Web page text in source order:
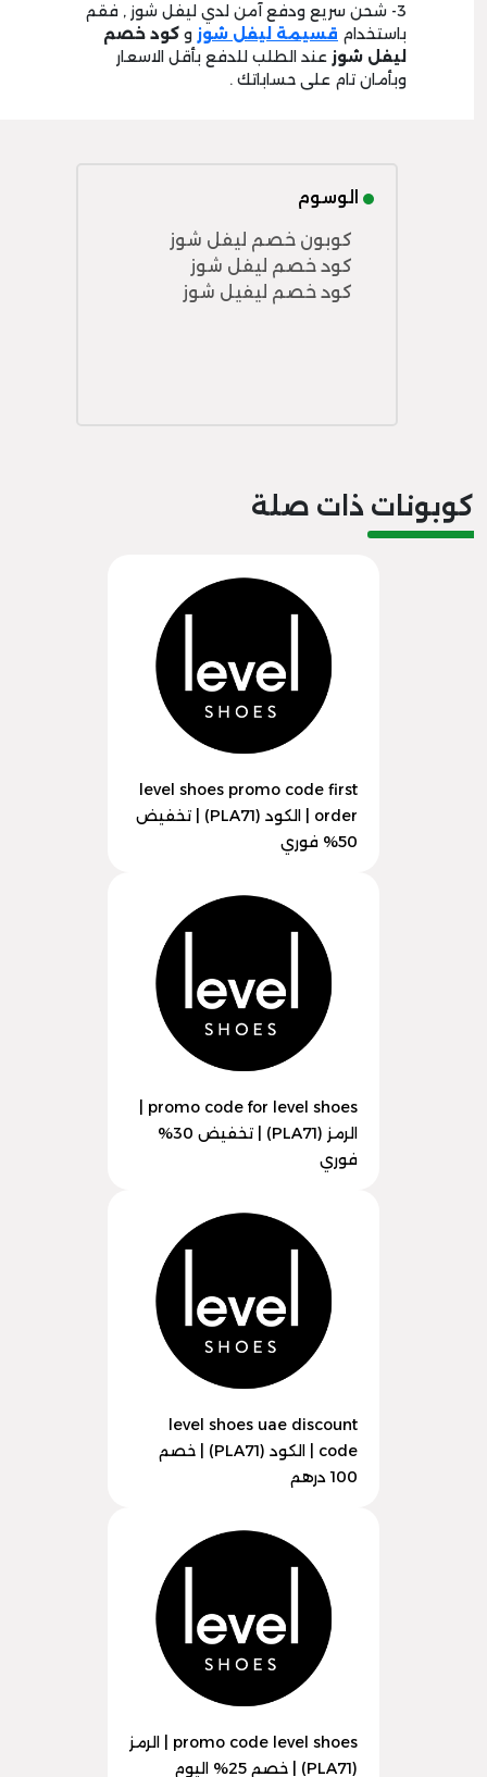
3- شحن سريع ودفع آمن لدي ليفل شوز , فقم
باستخدام قسيمة ليفل شوز و كود خصم
ليفل شوز عند الطلب للدفع بأقل الاسعار
وبأمان تام على حساباتك .
الوسوم
كوبون خصم ليفل شوز
كود خصم ليفل شوز
كود خصم ليفيل شوز
كوبونات ذات صلة
level shoes promo code first
order | الكود (PLA71) | تخفيض
50% فوري
الرمز (PLA71) | تخفيض 30%
فوري
level shoes uae discount
code | الكود (PLA71) | خصم
100 درهم
promo code level shoes | الرمز
(PLA71) | خصم 25% اليوم